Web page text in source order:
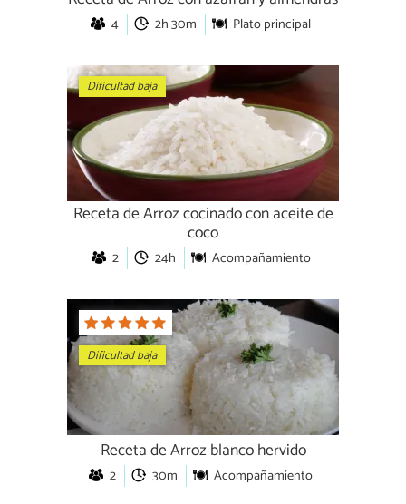
4 2h 30m Plato principal
Dificultad baja
Receta de Arroz cocinado con aceite de
coco
2 24h Acompañamiento
Dificultad baja
Receta de Arroz blanco hervido
2 30m Acompañamiento